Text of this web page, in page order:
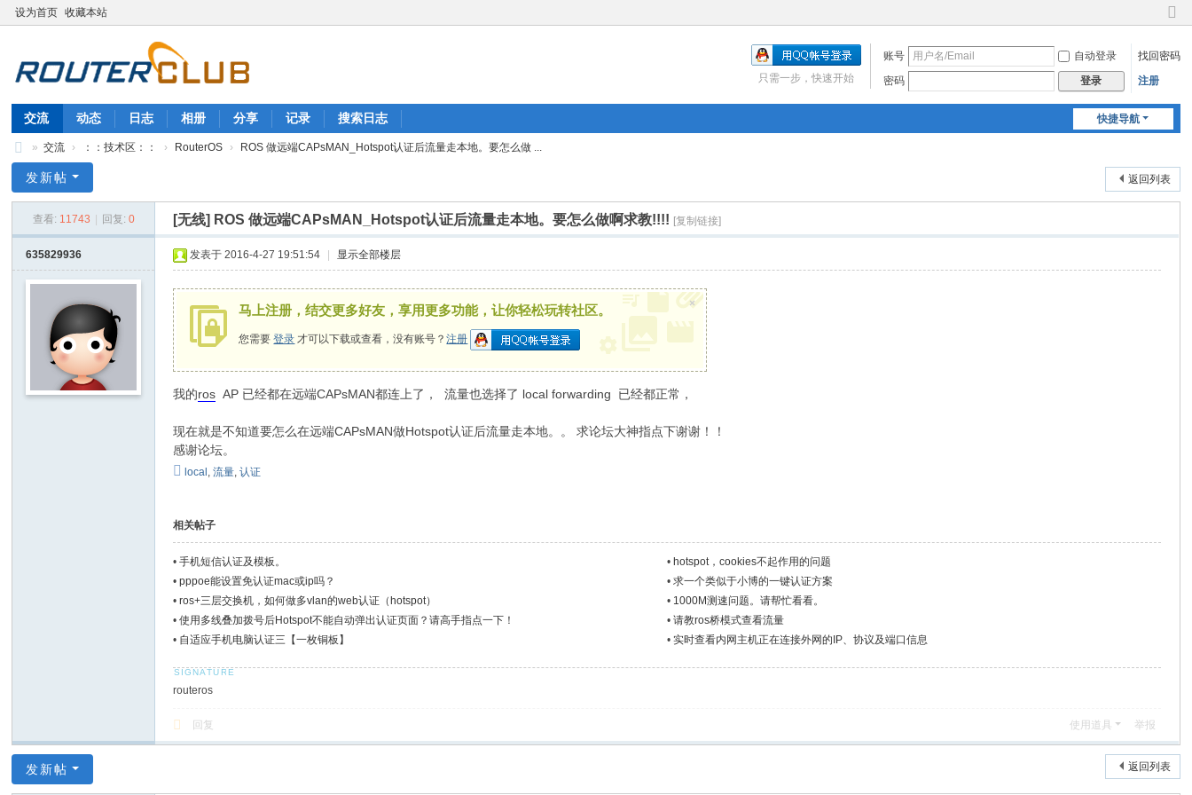
设为首页 收藏本站
切
到
账号 自动登录
找回密码
密码
登录 注册
只需一步，快速开始
快捷导航
交流 动态 日志 相册 分享 记录 搜索日志
由
生
活
» 交流 › ：：技术区：： › RouterOS › ROS 做远端CAPsMAN_Hotspot认证后流量走本地。要怎么做 ...
返回列表
发新帖
查看: 11743 回复: 0 [无线] ROS 做远端CAPsMAN_Hotspot认证后流量走本地。要怎么做啊求教!!!! [复制链接]
635829936 发表于 2016-4-27 19:51:54 显示全部楼层
马上注册，结交更多好友，享用更多功能，让你轻松玩转社区。
您需要登录 才可以下载或查看，没有账号？注册
×
我的ros AP 已经都在远端CAPsMAN都连上了， 流量也选择了 local forwarding 已经都正常，
现在就是不知道要怎么在远端CAPsMAN做Hotspot认证后流量走本地。。 求论坛大神指点下谢谢！！
感谢论坛。
local ,流量,认证
相关帖子
•手机短信认证及模板。 • hotspot，cookies不起作用的问题
•pppoe能设置免认证mac或ip吗？ •求一个类似于小博的一键认证方案
•ros+三层交换机，如何做多vlan的web认证（hotspot） • 1000M测速问题。请帮忙看看。
•使用多线叠加拨号后Hotspot不能自动弹出认证页面？请高手指点一下！ •请教ros桥模式查看流量
• 自适应手机电脑认证三【一枚铜板】 •实时查看内网主机正在连接外网的IP、协议及端口信息
routeros
回复 使用道具 举报
返回列表
发新帖